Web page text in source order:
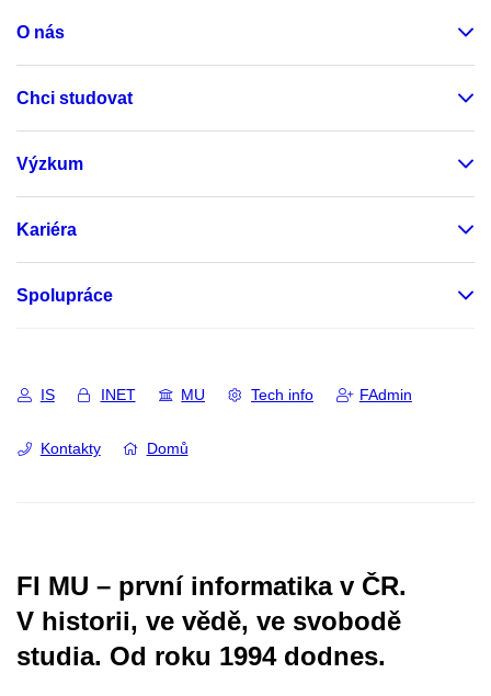
O nás
Chci studovat
Výzkum
Kariéra
Spolupráce
IS INET MU Tech info FAdmin
Kontakty Domů
FI MU – první informatika v ČR.
V historii, ve vědě, ve svobodě
studia. Od roku 1994 dodnes.